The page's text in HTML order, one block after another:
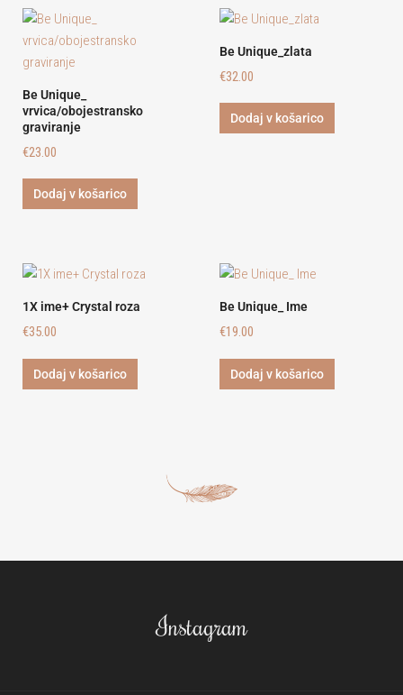
Be Unique_
vrvica/obojestransko
graviranje
€23.00
Dodaj v košarico
Be Unique_zlata
€32.00
Dodaj v košarico
1X ime+ Crystal roza
€35.00
Dodaj v košarico
Be Unique_ Ime
€19.00
Dodaj v košarico
Instagram